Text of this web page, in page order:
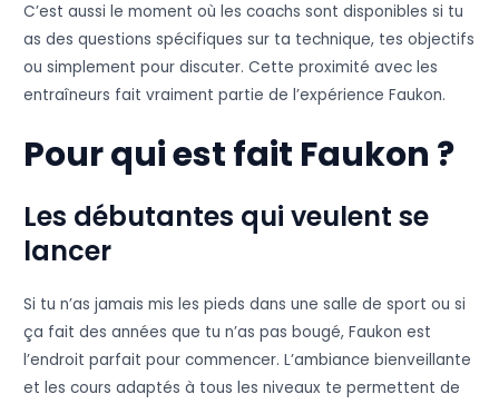
C’est aussi le moment où les coachs sont disponibles si tu
as des questions spécifiques sur ta technique, tes objectifs
ou simplement pour discuter. Cette proximité avec les
entraîneurs fait vraiment partie de l’expérience Faukon.
Pour qui est fait Faukon ?
Les débutantes qui veulent se
lancer
Si tu n’as jamais mis les pieds dans une salle de sport ou si
ça fait des années que tu n’as pas bougé, Faukon est
l’endroit parfait pour commencer. L’ambiance bienveillante
et les cours adaptés à tous les niveaux te permettent de